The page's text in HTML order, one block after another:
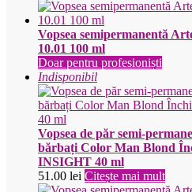
Vopsea semipermanentă
10.01 100 ml
Doar pentru profesioniști
Indisponibil
Vopsea de păr semi-
bărbați Color Man Blond
INSIGHT 40 ml
51.00 lei Citește mai mult